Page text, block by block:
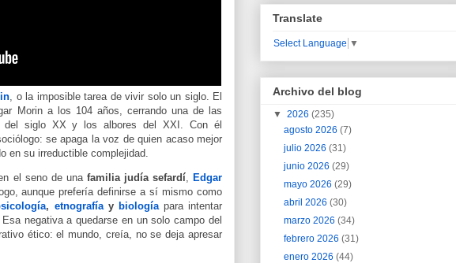
, o la imposible tarea de vivir solo un siglo. El
Morin a los 104 años, cerrando una de las
del siglo XX y los albores del XXI. Con él
se apaga la voz de quien acaso mejor
en su irreductible complejidad.
el seno de una familia judía sefardí, Edgar
aunque prefería definirse a sí mismo como
, etnografíay biologíapara intentar
negativa a quedarse en un solo campo del
ético: el mundo, creía, no se deja apresar
Translate
Select Language ▼
Archivo del blog
▼ 2026 (235)
agosto 2026(7)
julio 2026(31)
junio 2026(29)
mayo 2026(29)
abril 2026(30)
marzo 2026(34)
febrero 2026(31)
enero 2026(44)